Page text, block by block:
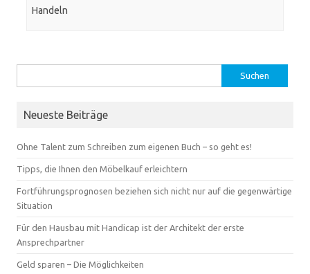
Handeln
nach:
Neueste Beiträge
Ohne Talent zum Schreiben zum eigenen Buch – so geht es!
Tipps, die Ihnen den Möbelkauf erleichtern
Fortführungsprognosen beziehen sich nicht nur auf die gegenwärtige
Situation
Für den Hausbau mit Handicap ist der Architekt der erste
Ansprechpartner
Geld sparen – Die Möglichkeiten